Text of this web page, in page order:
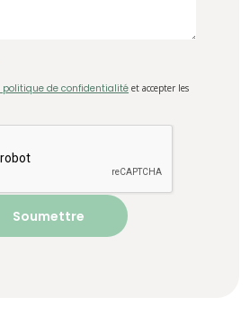
politique de confidentialité et accepter les